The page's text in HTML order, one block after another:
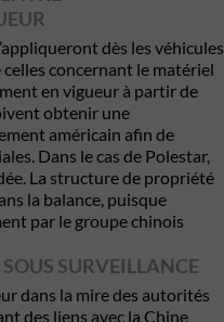
dès les véhicules
concernant le matériel
en vigueur à partir de
obtenir une
américain afin de
Dans le cas de Polestar,
La structure de propriété
la balance, puisque
par le groupe chinois
SURVEILLANCE
dans la mire des autorités
des liens avec la Chine